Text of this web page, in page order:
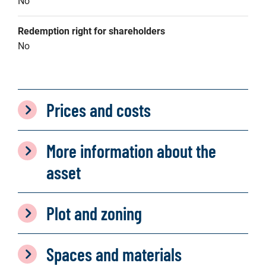
Redemption right for shareholders
No
Prices and costs
More information about the
asset
Plot and zoning
Spaces and materials